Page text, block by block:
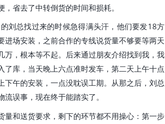
省去了中转倒货的时间和损耗。
刘总找过来的时候急得满头汗，他们要发18方
场安装，之前合作的专线说货量不够要等两天
，根本等不起。后来通过朋友介绍找到我，我
库，当天晚上六点准时发车，第二天上午十点
午的安装，一点没耽误工期。从那之后，刘总
误事，现在终于能踏实了。
和送货要求，剩下的环节都不用操心：第一步